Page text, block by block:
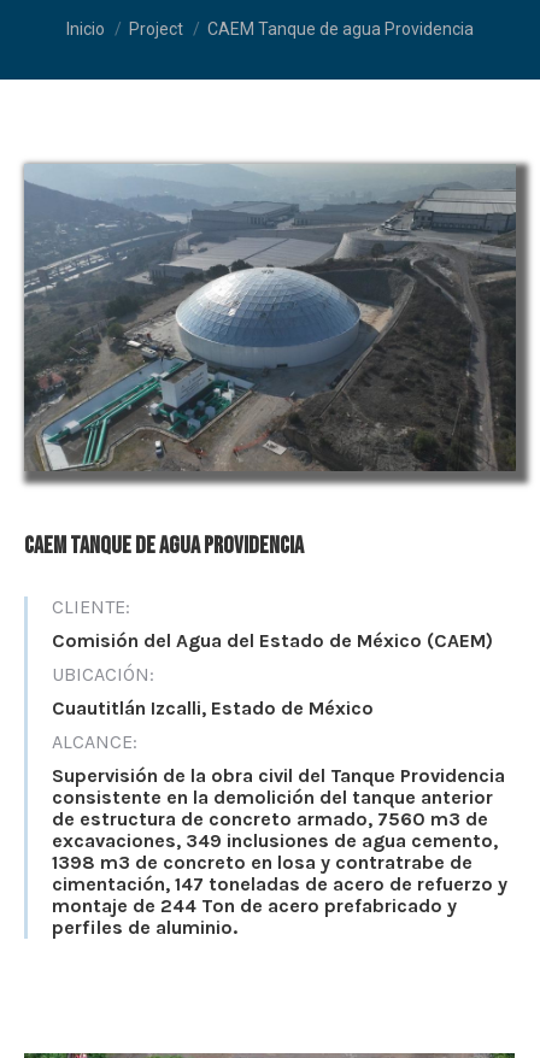
Inicio Project CAEM Tanque de agua Providencia
CAEM Tanque de agua Providencia
CLIENTE:
Comisión del Agua del Estado de México (CAEM)
UBICACIÓN:
Cuautitlán Izcalli, Estado de México
ALCANCE:
Supervisión de la obra civil del Tanque Providencia
consistente en la demolición del tanque anterior
de estructura de concreto armado, 7560 m3 de
excavaciones, 349 inclusiones de agua cemento,
1398 m3 de concreto en losa y contratrabe de
cimentación, 147 toneladas de acero de refuerzo y
montaje de 244 Ton de acero prefabricado y
perfiles de aluminio.